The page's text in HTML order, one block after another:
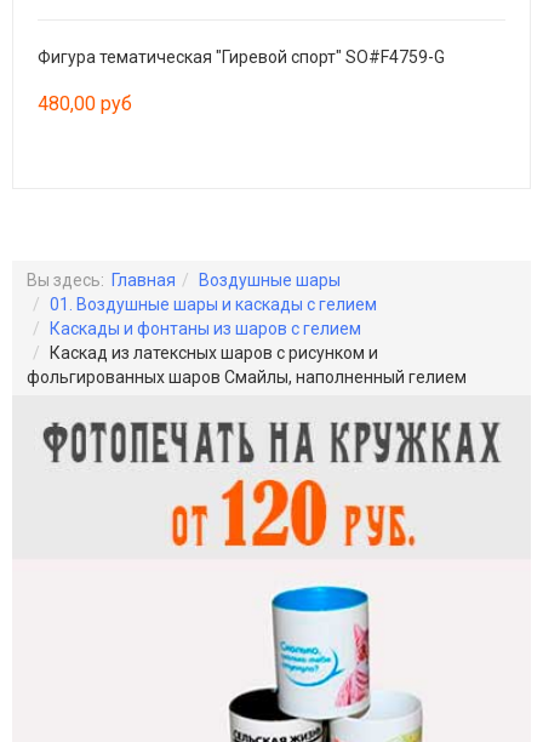
Фигура тематическая "Гиревой спорт" SO#F4759-G
480,00 руб
Вы здесь: Главная
Воздушные шары
01. Воздушные шары и каскады с гелием
Каскады и фонтаны из шаров с гелием
Каскад из латексных шаров с рисунком и
фольгированных шаров Смайлы, наполненный гелием